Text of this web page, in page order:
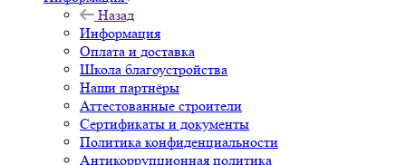
Назад
Информация
Оплата и доставка
Школа благоустройства
Наши партнёры
Аттестованные строители
Сертификаты и документы
Политика конфиденциальности
Антикоррупционная политика